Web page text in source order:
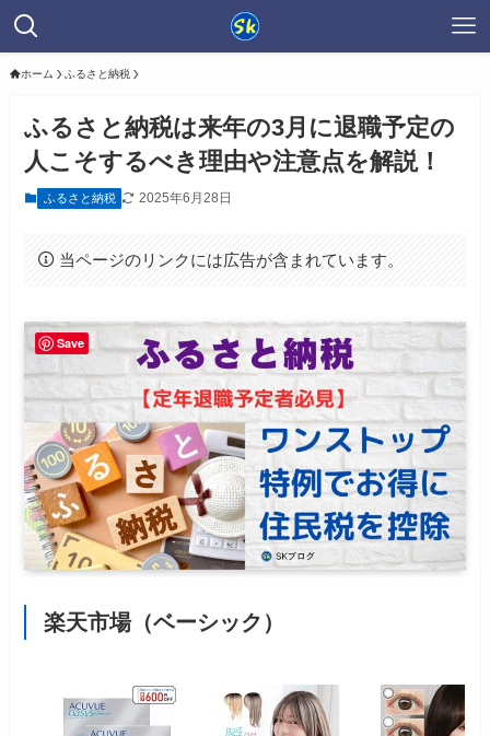
ホーム ふるさと納税
ふるさと納税は来年の3月に退職予定の
人こそするべき理由や注意点を解説！
ふるさと納税 2025年6月28日
当ページのリンクには広告が含まれています。
楽天市場（ベーシック）
Save